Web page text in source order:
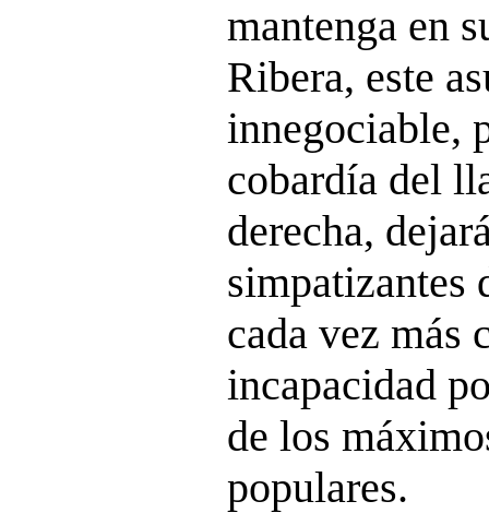
mantenga en
Ribera, este
innegociable,
cobardía del
derecha,
simpatizantes
cada vez más
incapacidad
de los
populares.